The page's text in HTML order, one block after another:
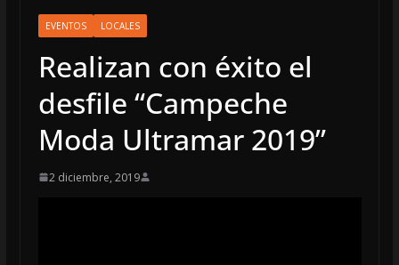
EVENTOS LOCALES
Realizan con éxito el
desfile “Campeche
Moda Ultramar 2019”
2 diciembre, 2019